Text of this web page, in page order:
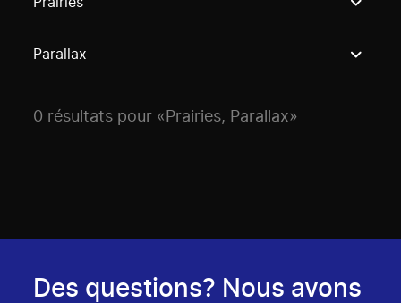
Parallax
0 résultats pour «Prairies, Parallax»
Des questions? Nous avons